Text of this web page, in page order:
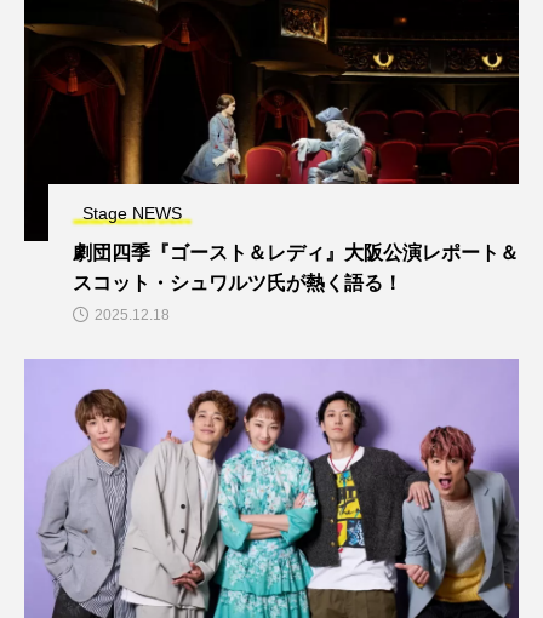
Stage NEWS
劇団四季『ゴースト＆レディ』大阪公演レポート＆
スコット・シュワルツ氏が熱く語る！
2025.12.18